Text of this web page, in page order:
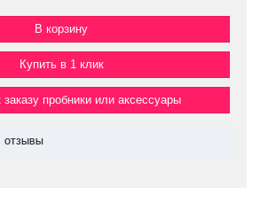
Купить в 1 клик
заказу пробники или аксессуары
ОТЗЫВЫ